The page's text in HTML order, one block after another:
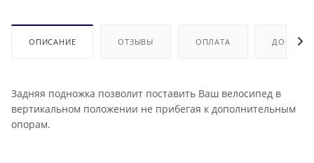
ОПИСАНИЕ ОТЗЫВЫ ОПЛАТА
Задняя подножка позволит поставить Ваш велосипед в
вертикальном положении не прибегая к дополнительным
опорам.